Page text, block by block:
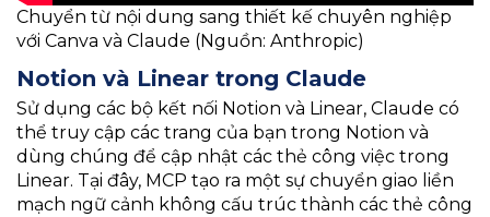
Chuyển từ nội dung sang thiết kế chuyên nghiệp
với Canva và Claude (Nguồn: Anthropic)
Notion và Linear trong Claude
Sử dụng các bộ kết nối Notion và Linear, Claude có
thể truy cập các trang của bạn trong Notion và
dùng chúng để cập nhật các thẻ công việc trong
Linear. Tại đây, MCP tạo ra một sự chuyển giao liền
mạch ngữ cảnh không cấu trúc thành các thẻ công